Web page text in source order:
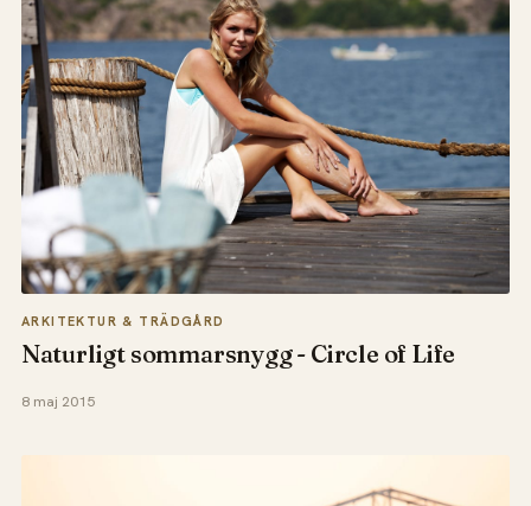
ARKITEKTUR & TRÄDGÅRD
Naturligt sommarsnygg - Circle of Life
8 maj 2015